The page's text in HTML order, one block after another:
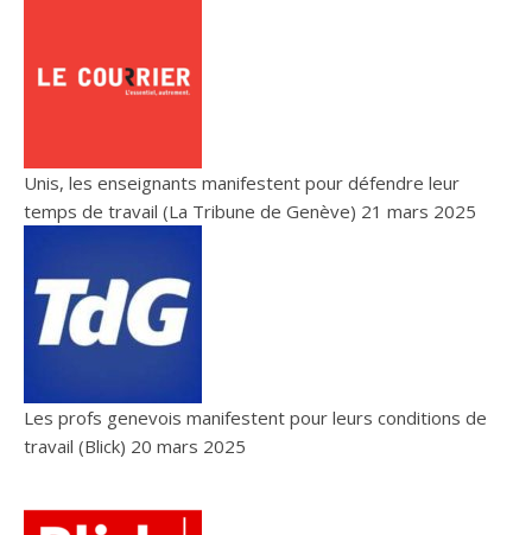
Unis, les enseignants manifestent pour défendre leur
temps de travail (La Tribune de Genève) 21 mars 2025
Les profs genevois manifestent pour leurs conditions de
travail (Blick) 20 mars 2025